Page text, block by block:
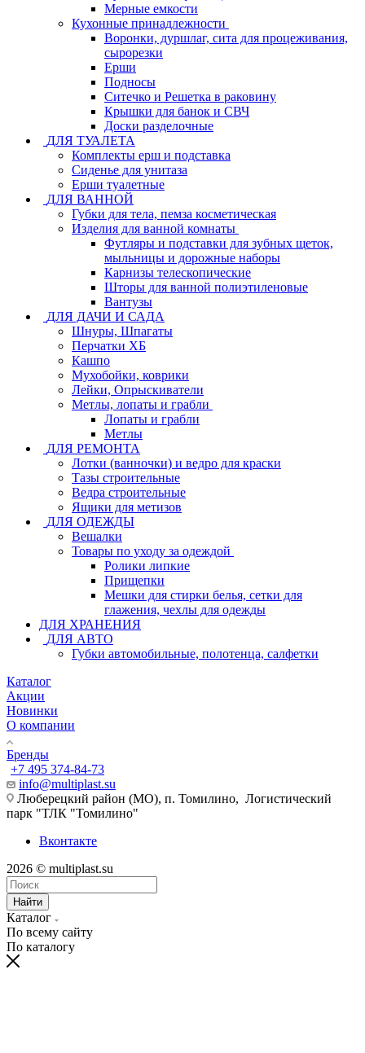
Мерные емкости
Кухонные принадлежности
Воронки, дуршлаг, сита для процеживания,
сырорезки
Ерши
Подносы
Ситечко и Решетка в раковину
Крышки для банок и СВЧ
Доски разделочные
ДЛЯ ТУАЛЕТА
Комплекты ерш и подставка
Сиденье для унитаза
Ерши туалетные
ДЛЯ ВАННОЙ
Губки для тела, пемза косметическая
Изделия для ванной комнаты
Футляры и подставки для зубных щеток,
мыльницы и дорожные наборы
Карнизы телескопические
Шторы для ванной полиэтиленовые
Вантузы
ДЛЯ ДАЧИ И САДА
Шнуры, Шпагаты
Перчатки ХБ
Кашпо
Мухобойки, коврики
Лейки, Опрыскиватели
Метлы, лопаты и грабли
Лопаты и грабли
Метлы
ДЛЯ РЕМОНТА
Лотки (ванночки) и ведро для краски
Тазы строительные
Ведра строительные
Ящики для метизов
ДЛЯ ОДЕЖДЫ
Вешалки
Товары по уходу за одеждой
Ролики липкие
Прищепки
Мешки для стирки белья, сетки для
глажения, чехлы для одежды
ДЛЯ ХРАНЕНИЯ
ДЛЯ АВТО
Губки автомобильные, полотенца, салфетки
Каталог
Акции
Новинки
О компании
Бренды
+7 495 374-84-73
info@multiplast.su
Люберецкий район (МО), п. Томилино, Логистический
парк "ТЛК "Томилино"
Вконтакте
2026 © multiplast.su
Найти
Каталог
По всему сайту
По каталогу